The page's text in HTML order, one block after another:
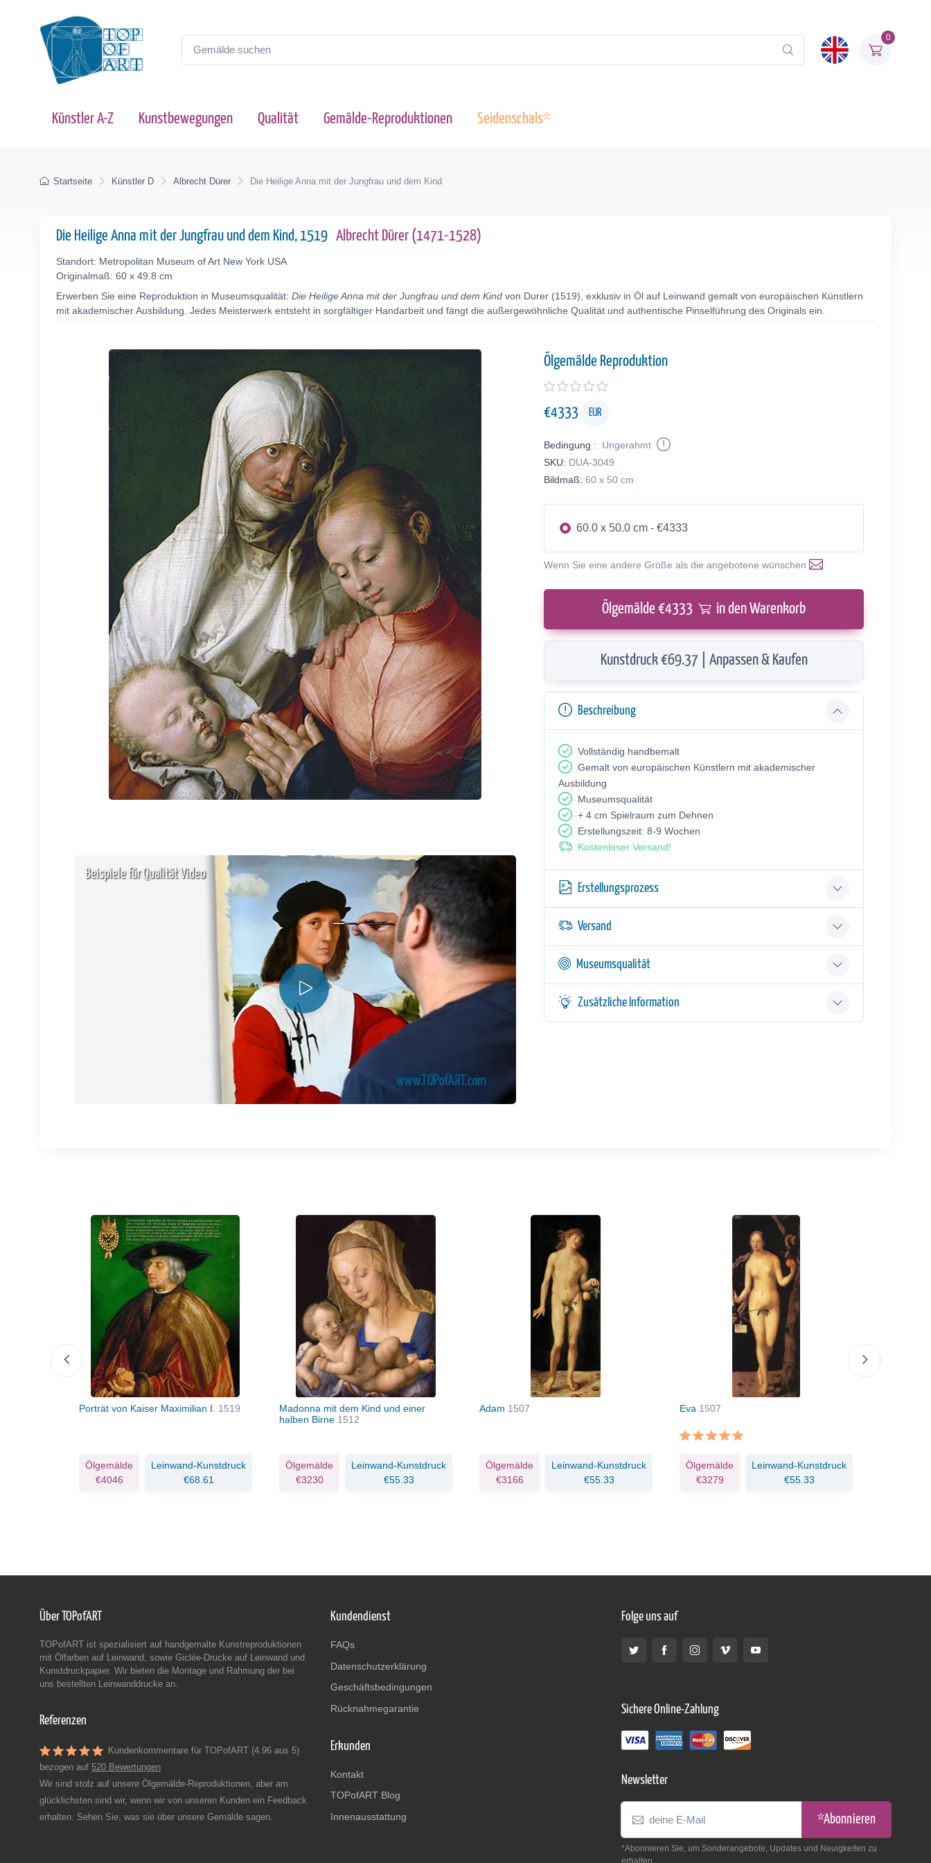
0
Künstler A-Z Kunstbewegungen Qualität Gemälde-Reproduktionen Seidenschals*
Startseite Künstler D Albrecht Dürer Die Heilige Anna mit der Jungfrau und dem Kind
Die Heilige Anna mit der Jungfrau und dem Kind, 1519 Albrecht Dürer (1471-1528)
Standort: Metropolitan Museum of Art New York USA
Originalmaß: 60 x 49.8 cm
Erwerben Sie eine Reproduktion in Museumsqualität: Die Heilige Anna mit der Jungfrau und dem Kind von Durer (1519), exklusiv in Öl auf Leinwand gemalt von europäischen Künstlern
mit akademischer Ausbildung. Jedes Meisterwerk entsteht in sorgfältiger Handarbeit und fängt die außergewöhnliche Qualität und authentische Pinselführung des Originals ein.
Beispiele für Qualität Video
Ölgemälde Reproduktion
€4333 EUR
Bedingung :
Ungerahmt
SKU: DUA-3049
Bildmaß: 60 x 50 cm
60.0 x 50.0 cm - €4333
Wenn Sie eine andere Größe als die angebotene wünschen
Ölgemälde €4333 in den Warenkorb
Kunstdruck €69.37 | Anpassen & Kaufen
Beschreibung
Vollständig handbemalt
Gemalt von europäischen Künstlern mit akademischer
Ausbildung
Museumsqualität
+ 4 cm Spielraum zum Dehnen
Erstellungszeit: 8-9 Wochen
Kostenloser Versand!
Erstellungsprozess
Versand
Museumsqualität
Zusätzliche Information
Porträt von Kaiser Maximilian I. 1519
Ölgemälde
€4046
Leinwand-Kunstdruck
€68.61
Madonna mit dem Kind und einer
halben Birne 1512
Ölgemälde
€3230
Leinwand-Kunstdruck
€55.33
Adam 1507
Ölgemälde
€3166
Leinwand-Kunstdruck
€55.33
Eva 1507
Ölgemälde
€3279
Leinwand-Kunstdruck
€55.33
Über TOPofART
TOPofART ist spezialisiert auf handgemalte Kunstreproduktionen
mit Ölfarben auf Leinwand, sowie Giclée-Drucke auf Leinwand und
Kunstdruckpapier. Wir bieten die Montage und Rahmung der bei
uns bestellten Leinwanddrucke an.
Referenzen
Kundenkommentare für TOPofART (4.96 aus 5)
bezogen auf 520 Bewertungen
Wir sind stolz auf unsere Ölgemälde-Reproduktionen, aber am
glücklichsten sind wir, wenn wir von unseren Kunden ein Feedback
erhalten. Sehen Sie, was sie über unsere Gemälde sagen.
Kundendienst
FAQs
Datenschutzerklärung
Geschäftsbedingungen
Rücknahmegarantie
Erkunden
Kontakt
TOPofART Blog
Innenausstattung
Folge uns auf
Sichere Online-Zahlung
Newsletter
*Abonnieren
*Abonnieren Sie, um Sonderangebote, Updates und Neuigkeiten zu
erhalten.